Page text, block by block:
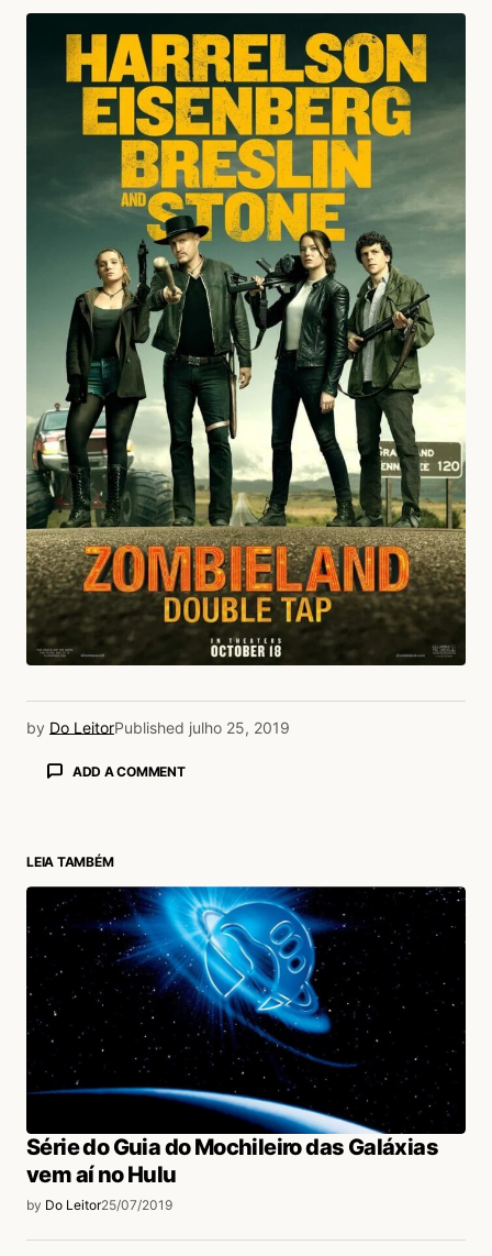
by Do LeitorPublished julho 25, 2019
ADD A COMMENT
LEIA TAMBÉM
Série do Guia do Mochileiro das Galáxias
vem aí no Hulu
by Do Leitor25/07/2019